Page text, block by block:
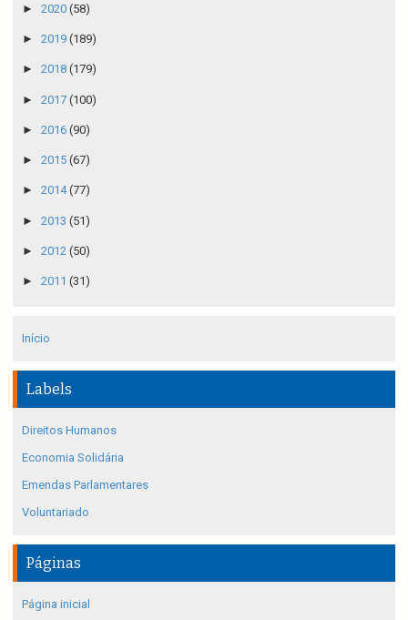
► 2020 (58)
► 2019 (189)
► 2018 (179)
► 2017 (100)
► 2016 (90)
► 2015 (67)
► 2014(77)
► 2013 (51)
► 2012 (50)
► 2011 (31)
Início
Labels
Direitos Humanos
Economia Solidária
Emendas Parlamentares
Voluntariado
Páginas
Página inicial